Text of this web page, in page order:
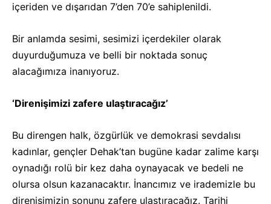
içeriden ve dışarıdan 7’den 70’e sahiplenildi.
Bir anlamda sesimi, sesimizi içerdekiler olarak
duyurduğumuza ve belli bir noktada sonuç
alacağımıza inanıyoruz.
‘Direnişimizi zafere ulaştıracağız’
Bu direngen halk, özgürlük ve demokrasi sevdalısı
kadınlar, gençler Dehak’tan bugüne kadar zalime karşı
oynadığı rolü bir kez daha oynayacak ve bedeli ne
olursa olsun kazanacaktır. İnancımız ve irademizle bu
direnişimizin sonunu zafere ulaştıracağız. Tarihi